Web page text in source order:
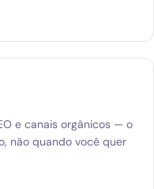
e canais orgânicos — o
não quando você quer